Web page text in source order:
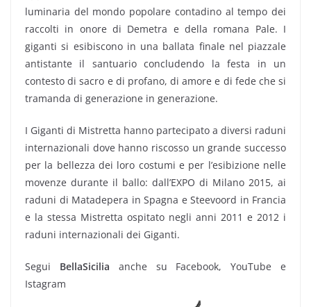
luminaria del mondo popolare contadino al tempo dei
raccolti in onore di Demetra e della romana Pale. I
giganti si esibiscono in una ballata finale nel piazzale
antistante il santuario concludendo la festa in un
contesto di sacro e di profano, di amore e di fede che si
tramanda di generazione in generazione.
I Giganti di Mistretta hanno partecipato a diversi raduni
internazionali dove hanno riscosso un grande successo
per la bellezza dei loro costumi e per l’esibizione nelle
movenze durante il ballo: dall’EXPO di Milano 2015, ai
raduni di Matadepera in Spagna e Steevoord in Francia
e la stessa Mistretta ospitato negli anni 2011 e 2012 i
raduni internazionali dei Giganti.
Segui BellaSicilia anche su Facebook, YouTube e
Istagram